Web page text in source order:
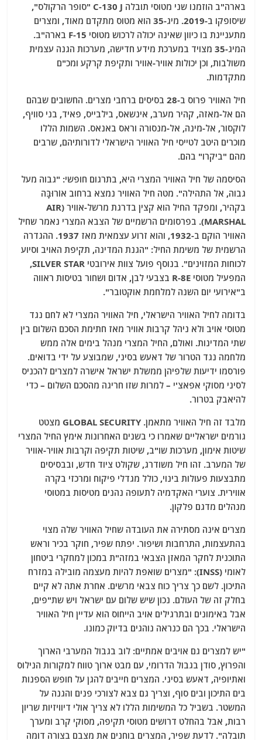
בארה"ב הוזמנו שני מטוסי תובלה C-130 J "סופר הרקולס",
שיסופקו ב-2019. מיג-35 הוא מטוס מתקדם מאוד, ומצרים
מתעניינת בו כיוון שאינה יכולה לרכוש מטוסי F-15 בארה"ב.
המיג-35 מצויד במערכת מידע חדישה, מערכות הגנה עצמית
משולבות, וכן יכולות אוויר-אוויר ותקיפת קרקע ומכ"ם
מתקדמות.
חיל האוויר פרוס ב-28 בסיסים ברחבי מצרים. החשובים שבהם
הם אל-מאזה, קהיר מערב, אינשאס, בילבייס, פאיד, בני סוויף,
לוקסור, אל-מינה, אל-מנסורה וראס באנאס. השמות הללו
מוכרים היטב לטייסי חיל האוויר הישראלי לדורותיהם, שרבים
מהם "ביקרו" בהם.
הסיסמה של חיל האוויר המצרי היא, בתרגום חופשי: "גבוה מעל
גבוה, אל התהילה". מטה חיל האוויר נמצא ברחוב אוֹרוּבָּה
בקהיר, ומפקד החיל הוא קצין בדרגת מרשל-אוויר (AIR
MARSHAL). בפרסומים הרשמיים של הצבא המצרי נאמר שחיל
האוויר הוקם ב-1932, והוא זרוע עצמאית מאז 1937. ההגדרה
הרשמית של משימת החיל: "הגנת המדינה, תקיפת האויב וסיוע
לכוחות המזוינים". בנוסף פועל צוות אירובטי SILVER STAR,
המפעיל מטוסי R-8E בצבעי לבן, אדום ושחור בטיסות ראווה
ב"אירועי יום השנה למלחמת אוקטובר".
בדומה לחיל האוויר הישראלי, חיל האוויר המצרי לא לחם נגד
מטוסי אויב ולא ניהל קרבות אוויר מאז חתימת הסכם השלום בין
שתי המדינות. ואולם, החיל המצרי מנהל בימים אלה ממש
מלחמה נגד הטרור של דאעש בסיני, שמבוצע על ידי בדואים.
פורסמו ידיעות שלפיהן ממשלת ישראל אישרה למצרים להכניס
לסיני מסוקי אפאצ'י – למרות שזו חריגה מהסכם השלום – כדי
להיאבק בטרור.
מלבד זה חיל האוויר מתאמן. GLOBAL SECURITY מצטט
גורמים ישראליים שאמרו כי בשנים האחרונות אימץ החיל המצרי
שיטות אימון, מערכות שו"ב, שיטות תקיפה וקרבות אוויר-אוויר
של המערב. זהו חיל משודרג, שקולט ציוד חדש, ובבסיסים
מתבצעות פעולות בינוי, כולל מגדלי פיקוח ומרכזי בקרה
אווירית. צוערי האקדמיה לתעופה נהנים מטיסות במטוסי
מנהלים מדגם פלקון.
מצרים אינה מסתירה את העובדה שחיל האוויר שלה מצוי
בהתעצמות, התרחבות ושיפור. יפתח שפיר, חוקר בכיר וראש
התוכנית לחקר המאזן הצבאי במזה"ת במכון למחקרי ביטחון
לאומי (INSS): "מצרים שואפת להיות מעצמה מובילה במזרח
התיכון. לשם כך צריך כוח צבאי מרשים. אחרת אתה לא קיים
בחלק זה של העולם. נכון שיש שלום עם ישראל ויש שת"פים,
אבל באימונים ובתרגילים אויב הייחוס הוא עדיין חיל האוויר
הישראלי. בכך הם כנראה נוהגים בדיוק כמונו.
"יש למצרים גם אויבים אמתיים: לוב בגבול המערבי הארוך
והפרוץ, סודן בגבול הדרומי, עם מבט ארוך טווח למקורות הנילוס
ואתיופיה, דאעש בסיני. המצרים חייבים להגן על חופש הספנות
בים התיכון ובים סוף, וצריך גם צבא לצורכי פנים והגנה על
המשטר. בשביל כל המשימות הללו לא צריך אולי דיוויזיות שריון
רבות, אבל בהחלט דרושים מטוסי תקיפה, מסוקי קרב ומערך
תובלה". לדעת שפיר, המצרים בוחנים את מצבם בצורה דומה